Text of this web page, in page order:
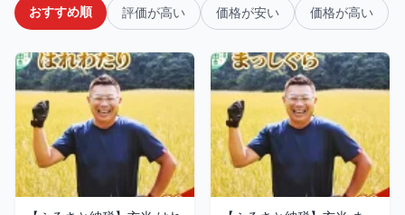
おすすめ順 評価が高い 価格が安い 価格が高い